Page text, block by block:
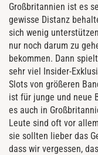
Großbritannien ist es
gewisse Distanz
sich wenig
nur noch darum zu
bekommen. Dann
sehr viel Insider-
Slots von größeren
ist für junge und neue
es auch in
Leute sind oft vor
sie sollten lieber das
dass wir vergessen,